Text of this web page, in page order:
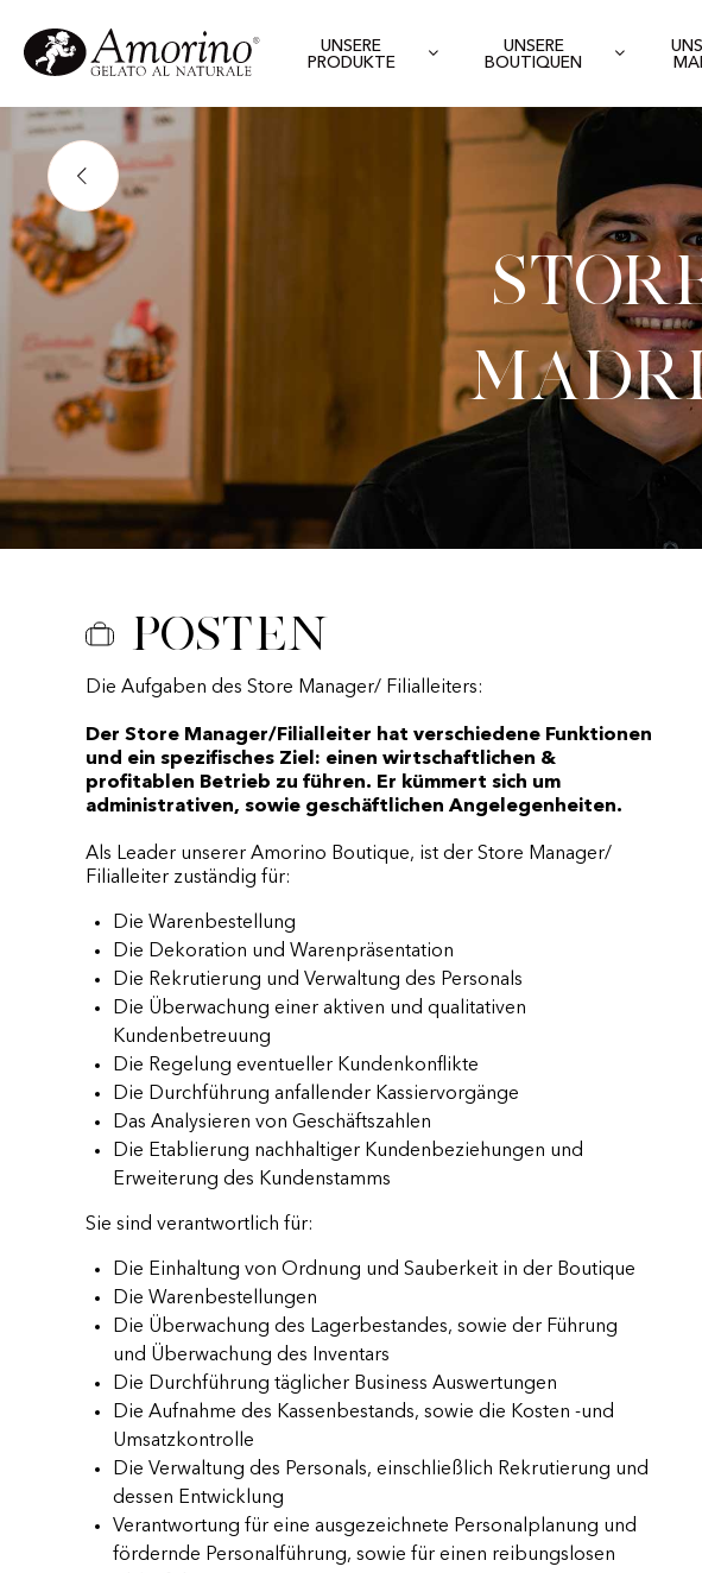
UNSERE
PRODUKTE
UNSERE
BOUTIQUEN
Posten
Die Aufgaben des Store Manager/ Filialleiters:
Der Store Manager/Filialleiter hat verschiedene Funktionen
und ein spezifisches Ziel: einen wirtschaftlichen &
profitablen Betrieb zu führen. Er kümmert sich um
administrativen, sowie geschäftlichen Angelegenheiten.
Als Leader unserer Amorino Boutique, ist der Store Manager/
Filialleiter zuständig für:
Die Warenbestellung
Die Dekoration und Warenpräsentation
Die Rekrutierung und Verwaltung des Personals
Die Überwachung einer aktiven und qualitativen
Kundenbetreuung
Die Regelung eventueller Kundenkonflikte
Die Durchführung anfallender Kassiervorgänge
Das Analysieren von Geschäftszahlen
Die Etablierung nachhaltiger Kundenbeziehungen und
Erweiterung des Kundenstamms
Sie sind verantwortlich für:
Die Einhaltung von Ordnung und Sauberkeit in der Boutique
Die Warenbestellungen
Die Überwachung des Lagerbestandes, sowie der Führung
und Überwachung des Inventars
Die Durchführung täglicher Business Auswertungen
Die Aufnahme des Kassenbestands, sowie die Kosten -und
Umsatzkontrolle
Die Verwaltung des Personals, einschließlich Rekrutierung und
dessen Entwicklung
Verantwortung für eine ausgezeichnete Personalplanung und
fördernde Personalführung, sowie für einen reibungslosen